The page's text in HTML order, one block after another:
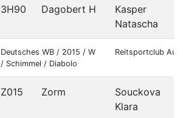
3H90 Dagobert H
Kasper
Natascha
Deutsches WB / 2015 / W
/ Schimmel / Diabolo
Reitsportclub Auer
Z015 Zorm
Souckova
Klara